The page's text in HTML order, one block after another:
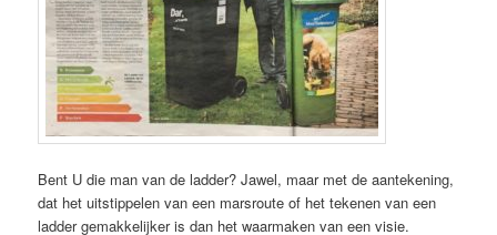
Bent U die man van de ladder? Jawel, maar met de aantekening,
dat het uitstippelen van een marsroute of het tekenen van een
ladder gemakkelijker is dan het waarmaken van een visie.